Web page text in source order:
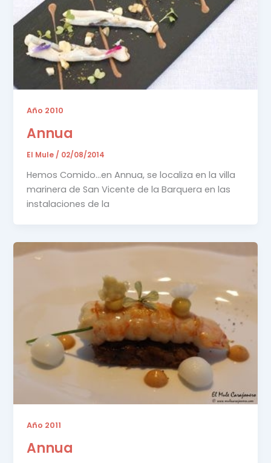
Año 2010
Annua
El Mule / 02/08/2014
Hemos Comido…en Annua, se localiza en la villa
marinera de San Vicente de la Barquera en las
instalaciones de la
Año 2011
Annua